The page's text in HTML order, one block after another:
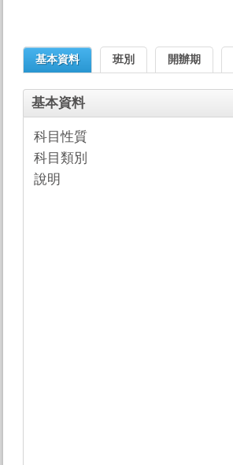
基本資料 班別 開辦期
基本資料
科目性質
科目類別
說明